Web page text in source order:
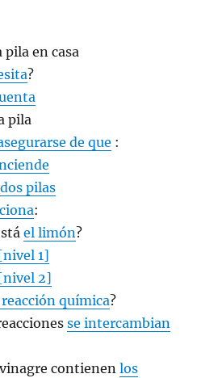
pila en casa
?
pila
de que :
dos pilas
:
el limón?
1]
2]
reacción química?
se intercambian
vinagre contienenlos